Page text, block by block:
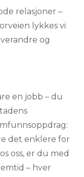
relasjoner –
lykkes vi
og
en jobb – du
det enklere for
oss, er du med
– hver